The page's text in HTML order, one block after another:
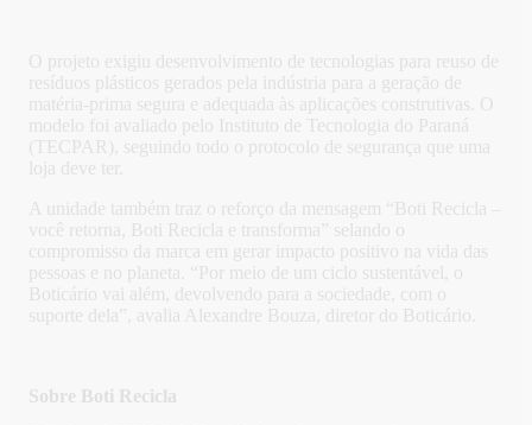
O projeto exigiu desenvolvimento de tecnologias para reuso de
resíduos plásticos gerados pela indústria para a geração de
matéria-prima segura e adequada às aplicações construtivas. O
modelo foi avaliado pelo Instituto de Tecnologia do Paraná
(TECPAR), seguindo todo o protocolo de segurança que uma
loja deve ter.
A unidade também traz o reforço da mensagem “Boti Recicla –
você retorna, Boti Recicla e transforma” selando o
compromisso da marca em gerar impacto positivo na vida das
pessoas e no planeta. “Por meio de um ciclo sustentável, o
Boticário vai além, devolvendo para a sociedade, com o
suporte dela”, avalia Alexandre Bouza, diretor do Boticário.
Sobre Boti Recicla